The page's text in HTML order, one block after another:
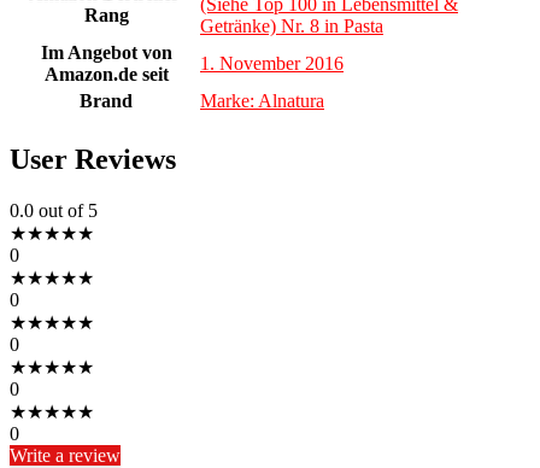
Rang
(Siehe Top 100 in Lebensmittel &
Getränke) Nr. 8 in Pasta
Im Angebot von
Amazon.de seit
1. November 2016
Brand
Marke: Alnatura
User Reviews
0.0 out of 5
★★★★★
0
★★★★★
0
★★★★★
0
★★★★★
0
★★★★★
0
Write a review